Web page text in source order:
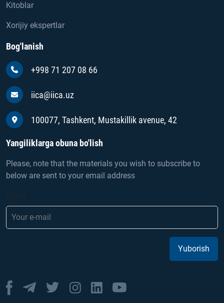
Kitoblar
Xorijiy ekspertlar
Bog'lanish
+998 71 207 08 66
iica@iica.uz
100077, Tashkent, Mustakillik avenue, 42
Yangiliklarga obuna bo'lish
Please, note that the materials you wish to subscribe to
below are sent to your email address
Yuborish